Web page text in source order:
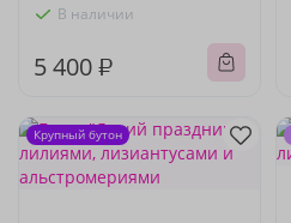
В наличии
5 400 ₽
Крупный бутон